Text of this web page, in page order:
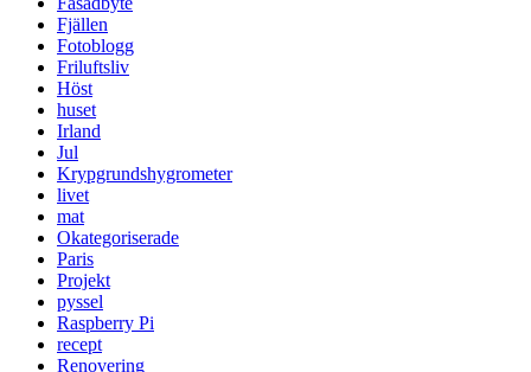
Fjällen
Fotoblogg
Friluftsliv
Höst
huset
Irland
Jul
Krypgrundshygrometer
livet
mat
Okategoriserade
Paris
Projekt
pyssel
Raspberry Pi
recept
Renovering